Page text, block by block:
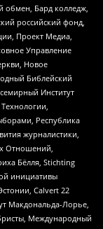
обмен, Бард колледж,
российский фонд,
Проект Медиа,
Управление
Новое
Библейский
Институт
Республика
журналистики,
Отношений,
Бёлля, Stichting
инициативы
Calvert 22
Макдональда-Лорье,
Международный